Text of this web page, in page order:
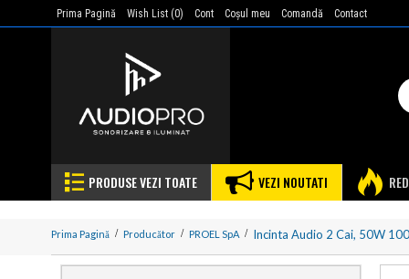
Prima Pagină Wish List (0) Cont Coşul meu Comandă Contact
PRODUSE VEZI TOATE VEZI NOUTATI
Prima Pagină Producător PROEL SpA Incinta Audio 2 Cai, 50W